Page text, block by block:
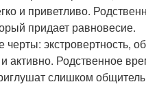
и приветливо.
придает равновесие.
экстровертность,
активно. Родственное
слишком